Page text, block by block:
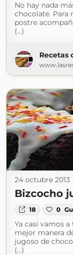
No hay nada
chocolate. Para
postre
(...)
Recetas
24 octubre 2013
Bizcocho
18 0
Ya casi vamos
mejor manera
jugoso de
(...)